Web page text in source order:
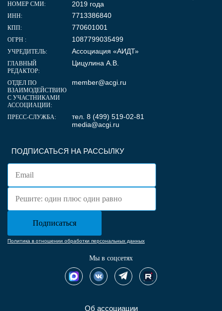
Об ассоциации
ПОДПИСАТЬСЯ НА РАССЫЛКУ
Политика в отношении обработки персональных данных
Мы в соцсетях
НОМЕР СМИ:
2019 года
ИНН: 7713386840
КПП: 770601001
ОГРН : 1087799035499
УЧРЕДИТЕЛЬ: Ассоциация «АИДТ»
ГЛАВНЫЙ
РЕДАКТОР:
Цицулина А.В.
ОТДЕЛ ПО
ВЗАИМОДЕЙСТВИЮ
С УЧАСТНИКАМИ
АССОЦИАЦИИ:
member@acgi.ru
ПРЕСС-СЛУЖБА:
тел. 8 (499) 519-02-81
media@acgi.ru